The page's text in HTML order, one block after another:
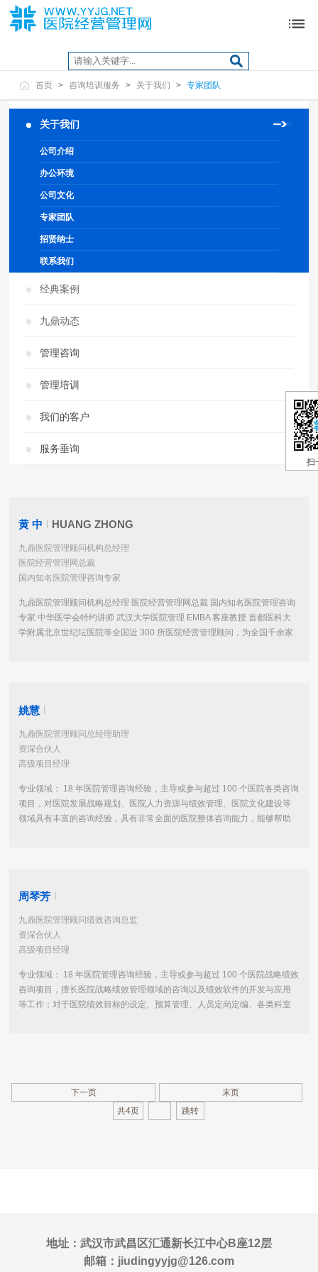
首页 > 咨询培训服务 > 关于我们 > 专家团队
关于我们
公司介绍
办公环境
公司文化
专家团队
招贤纳士
联系我们
经典案例
九鼎动态
管理咨询
管理培训
我们的客户
服务垂询
黄 中 HUANG ZHONG
九鼎医院管理顾问机构总经理
医院经营管理网总裁
国内知名医院管理咨询专家
九鼎医院管理顾问机构总经理 医院经营管理网总裁 国内知名医院管理咨询
专家 中华医学会特约讲师 武汉大学医院管理 EMBA 客座教授 首都医科大
学附属北京世纪坛医院等全国近 300 所医院经营管理顾问，为全国千余家
姚慧
九鼎医院管理顾问总经理助理
资深合伙人
高级项目经理
专业领域： 18 年医院管理咨询经验，主导或参与超过 100 个医院各类咨询
项目，对医院发展战略规划、医院人力资源与绩效管理、医院文化建设等
领域具有丰富的咨询经验，具有非常全面的医院整体咨询能力，能够帮助
周琴芳
九鼎医院管理顾问绩效咨询总监
资深合伙人
高级项目经理
专业领域： 18 年医院管理咨询经验，主导或参与超过 100 个医院战略绩效
咨询项目，擅长医院战略绩效管理领域的咨询以及绩效软件的开发与应用
等工作；对于医院绩效目标的设定、预算管理、人员定岗定编、各类科室
下一页
末页
共4页
地址：武汉市武昌区汇通新长江中心B座12层
邮箱：jiudingyyjg@126.com
扫